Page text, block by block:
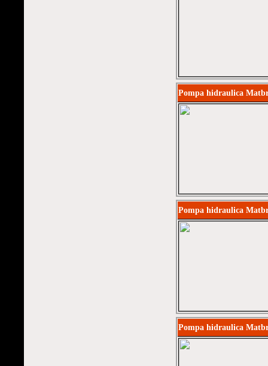
Pompa hidraulica
Pompa hidraulica
Pompa hidraulica